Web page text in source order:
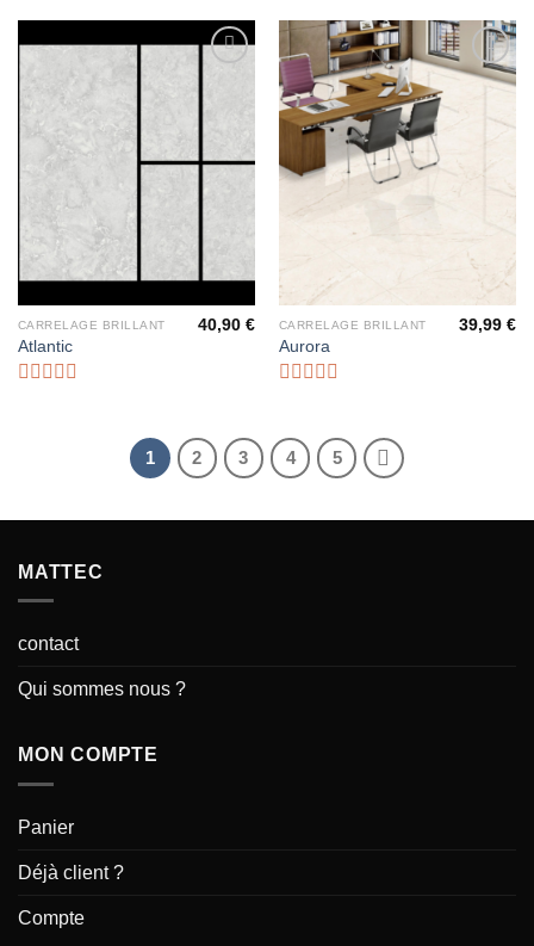
5
sur
CARRELAGE BRILLANT
Atlantic
40,90€
Ajouter
d’envies
CARRELAGE BRILLANT
Aurora
sur
5
39,99€
1 2 3 4 5
MATTEC
contact
Qui sommes nous ?
MON COMPTE
Panier
Déjà client ?
Compte